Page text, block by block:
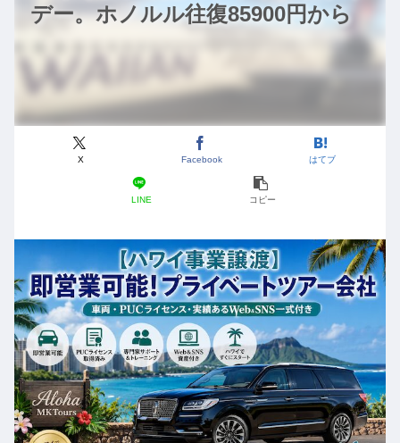
デー。ホノルル往復85900円から
X Facebook はてブ
LINE コピー